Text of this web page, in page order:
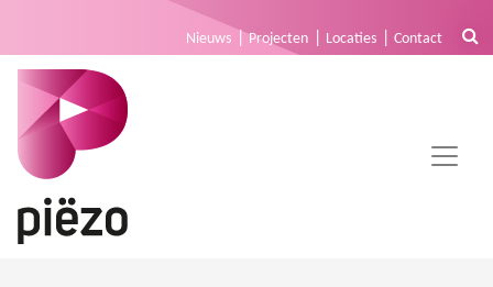
Nieuws Projecten Locaties Contact